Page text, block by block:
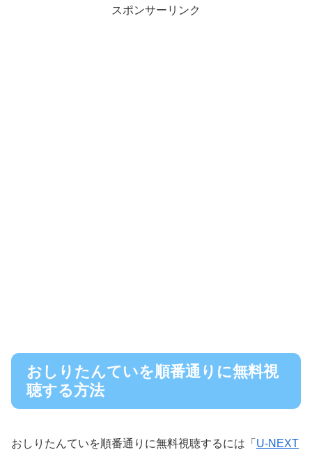
スポンサーリンク
おしりたんていを順番通りに無料視
聴する方法
おしりたんていを順番通りに無料視聴するには「 U-NEXT